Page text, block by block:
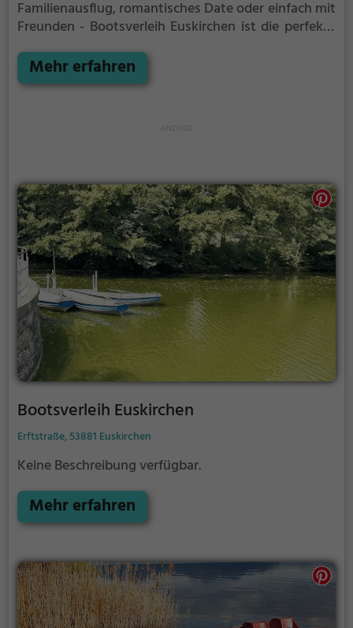
Familienausflug, romantisches Date oder einfach mit
Freunden - Bootsverleih Euskirchen ist die perfekte
Naturfreunde als auch Sportbegeisterte und echte
Wasserratten auf ihre Kosten.
Mehr erfahren
Bootsverleih Euskirchen
Erftstraße, 53881 Euskirchen
Keine Beschreibung verfügbar.
Mehr erfahren